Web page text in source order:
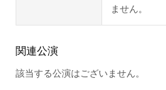
ません。
関連公演
該当する公演はございません。